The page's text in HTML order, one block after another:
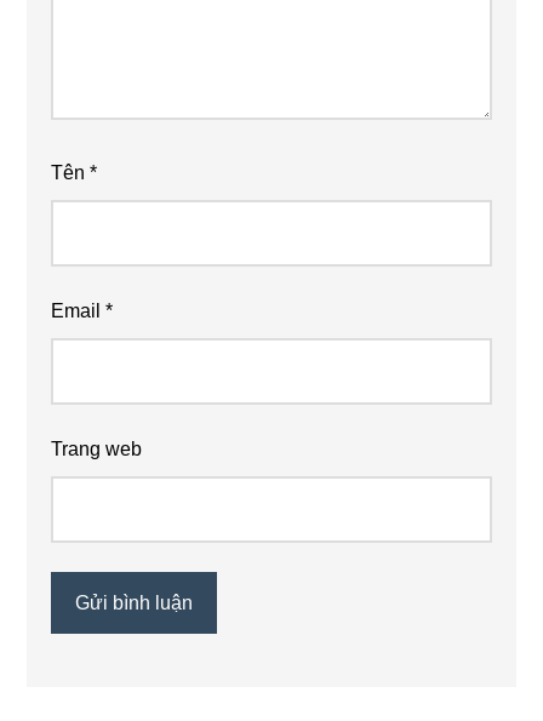
Tên*
Email*
Trang web